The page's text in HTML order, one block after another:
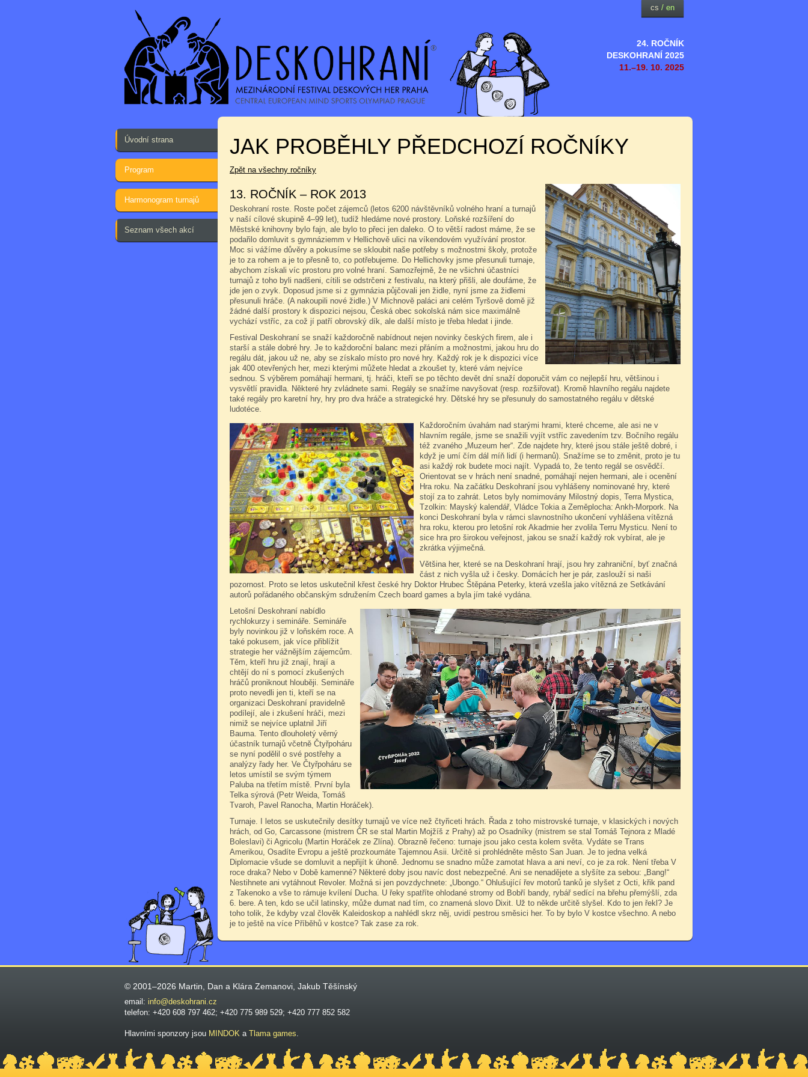
24. ROČNÍK
DESKOHRANÍ 2025
11.–19. 10. 2025
cs / en
Úvodní strana
Program
Harmonogram turnajů
Seznam všech akcí
JAK PROBĚHLY PŘEDCHOZÍ ROČNÍKY
Zpět na všechny ročníky
13. ROČNÍK – ROK 2013
Deskohraní roste. Roste počet zájemců (letos 6200 návštěvníků volného hraní a turnajů
v naší cílové skupině 4–99 let), tudíž hledáme nové prostory. Loňské rozšíření do
Městské knihovny bylo fajn, ale bylo to přeci jen daleko. O to větší radost máme, že se
podařilo domluvit s gymnáziemm v Hellichově ulici na víkendovém využívání prostor.
Moc si vážíme důvěry a pokusíme se skloubit naše potřeby s možnostmi školy, protože
je to za rohem a je to přesně to, co potřebujeme. Do Hellichovky jsme přesunuli turnaje,
abychom získali víc prostoru pro volné hraní. Samozřejmě, že ne všichni účastníci
turnajů z toho byli nadšeni, cítili se odstrčeni z festivalu, na který přišli, ale doufáme, že
jde jen o zvyk. Doposud jsme si z gymnázia půjčovali jen židle, nyní jsme za židlemi
přesunuli hráče. (A nakoupili nové židle.) V Michnově paláci ani celém Tyršově domě již
žádné další prostory k dispozici nejsou, Česká obec sokolská nám sice maximálně
vychází vstříc, za což jí patří obrovský dík, ale další místo je třeba hledat i jinde.
Festival Deskohraní se snaží každoročně nabídnout nejen novinky českých firem, ale i
starší a stále dobré hry. Je to každoroční balanc mezi přáním a možnostmi, jakou hru do
regálu dát, jakou už ne, aby se získalo místo pro nové hry. Každý rok je k dispozici více
jak 400 otevřených her, mezi kterými můžete hledat a zkoušet ty, které vám nejvíce
sednou. S výběrem pomáhají hermani, tj. hráči, kteří se po těchto devět dní snaží doporučit vám co nejlepší hru, většinou i
vysvětlí pravidla. Některé hry zvládnete sami. Regály se snažíme navyšovat (resp. rozšiřovat). Kromě hlavního regálu najdete
také regály pro karetní hry, hry pro dva hráče a strategické hry. Dětské hry se přesunuly do samostatného regálu v dětské
ludotéce.
Každoročním úvahám nad starými hrami, které chceme, ale asi ne v
hlavním regále, jsme se snažili vyjít vstříc zavedením tzv. Bočního regálu
též zvaného „Muzeum her“. Zde najdete hry, které jsou stále ještě dobré, i
když je umí čím dál míň lidí (i hermanů). Snažíme se to změnit, proto je tu
asi každý rok budete moci najít. Vypadá to, že tento regál se osvědčí.
Orientovat se v hrách není snadné, pomáhají nejen hermani, ale i ocenění
Hra roku. Na začátku Deskohraní jsou vyhlášeny nominované hry, které
stojí za to zahrát. Letos byly nomimovány Milostný dopis, Terra Mystica,
Tzolkin: Mayský kalendář, Vládce Tokia a Zeměplocha: Ankh-Morpork. Na
konci Deskohraní byla v rámci slavnostního ukončení vyhlášena vítězná
hra roku, kterou pro letošní rok Akadmie her zvolila Terru Mysticu. Není to
sice hra pro širokou veřejnost, jakou se snaží každý rok vybírat, ale je
zkrátka výjimečná.
Většina her, které se na Deskohraní hrají, jsou hry zahraniční, byť značná
část z nich vyšla už i česky. Domácích her je pár, zaslouží si naši
pozornost. Proto se letos uskutečnil křest české hry Doktor Hrubec Štěpána Peterky, která vzešla jako vítězná ze Setkávání
autorů pořádaného občanským sdružením Czech board games a byla jím také vydána.
Letošní Deskohraní nabídlo
rychlokurzy i semináře. Semináře
byly novinkou již v loňském roce. A
také pokusem, jak více přiblížit
strategie her vážnějším zájemcům.
Těm, kteří hru již znají, hrají a
chtějí do ní s pomocí zkušených
hráčů proniknout hlouběji. Semináře
proto nevedli jen ti, kteří se na
organizaci Deskohraní pravidelně
podílejí, ale i zkušení hráči, mezi
nimiž se nejvíce uplatnil Jiří
Bauma. Tento dlouholetý věrný
účastník turnajů včetně Čtyřpoháru
se nyní podělil o své postřehy a
analýzy řady her. Ve Čtyřpoháru se
letos umístil se svým týmem
Paluba na třetím místě. První byla
Telka sýrová (Petr Weida, Tomáš
Tvaroh, Pavel Ranocha, Martin Horáček).
Turnaje. I letos se uskutečnily desítky turnajů ve více než čtyřiceti hrách. Řada z toho mistrovské turnaje, v klasických i nových
hrách, od Go, Carcassone (mistrem ČR se stal Martin Mojžíš z Prahy) až po Osadníky (mistrem se stal Tomáš Tejnora z Mladé
Boleslavi) či Agricolu (Martin Horáček ze Zlína). Obrazně řečeno: turnaje jsou jako cesta kolem světa. Vydáte se Trans
Amerikou, Osadíte Evropu a ještě prozkoumáte Tajemnou Asii. Určitě si prohlédněte město San Juan. Je to jedna velká
Diplomacie všude se domluvit a nepřijít k úhoně. Jednomu se snadno může zamotat hlava a ani neví, co je za rok. Není třeba V
roce draka? Nebo v Době kamenné? Některé doby jsou navíc dost nebezpečné. Ani se nenadějete a slyšíte za sebou: „Bang!“
Nestihnete ani vytáhnout Revoler. Možná si jen povzdychnete: „Ubongo.“ Ohlušující řev motorů tanků je slyšet z Octi, křik pand
z Takenoko a vše to rámuje kvílení Ducha. U řeky spatříte ohlodané stromy od Bobří bandy, rybář sedící na břehu přemýšlí, zda
6. bere. A ten, kdo se učil latinsky, může dumat nad tím, co znamená slovo Dixit. Už to někde určitě slyšel. Kdo to jen řekl? Je
toho tolik, že kdyby vzal člověk Kaleidoskop a nahlédl skrz něj, uvidí pestrou směsici her. To by bylo V kostce všechno. A nebo
je to ještě na více Příběhů v kostce? Tak zase za rok.
© 2001–2026 Martin, Dan a Klára Zemanovi, Jakub Těšínský
email: info@deskohrani.cz
telefon: +420 608 797 462; +420 775 989 529; +420 777 852 582
Hlavními sponzory jsou MINDOK a Tlama games.